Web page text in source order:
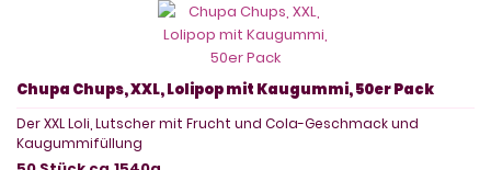
Chupa Chups, XXL, Lolipop mit Kaugummi, 50er Pack
Der XXL Loli, Lutscher mit Frucht und Cola-Geschmack und
Kaugummifüllung